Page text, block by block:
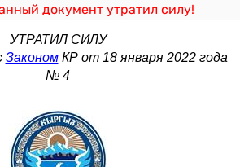
документ утратил силу!